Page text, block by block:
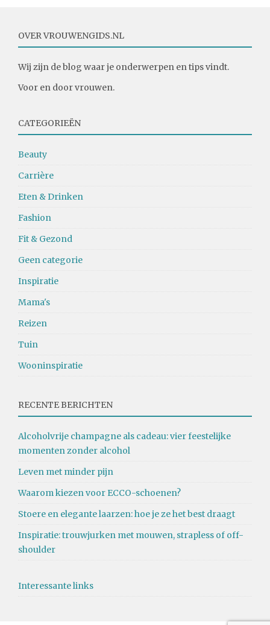
OVER VROUWENGIDS.NL
Wij zijn de blog waar je onderwerpen en tips vindt.
Voor en door vrouwen.
CATEGORIEËN
Beauty
Carrière
Eten & Drinken
Fashion
Fit & Gezond
Geen categorie
Inspiratie
Mama's
Reizen
Tuin
Wooninspiratie
RECENTE BERICHTEN
Alcoholvrije champagne als cadeau: vier feestelijke
momenten zonder alcohol
Leven met minder pijn
Waarom kiezen voor ECCO-schoenen?
Stoere en elegante laarzen: hoe je ze het best draagt
Inspiratie: trouwjurken met mouwen, strapless of off-
shoulder
Interessante links